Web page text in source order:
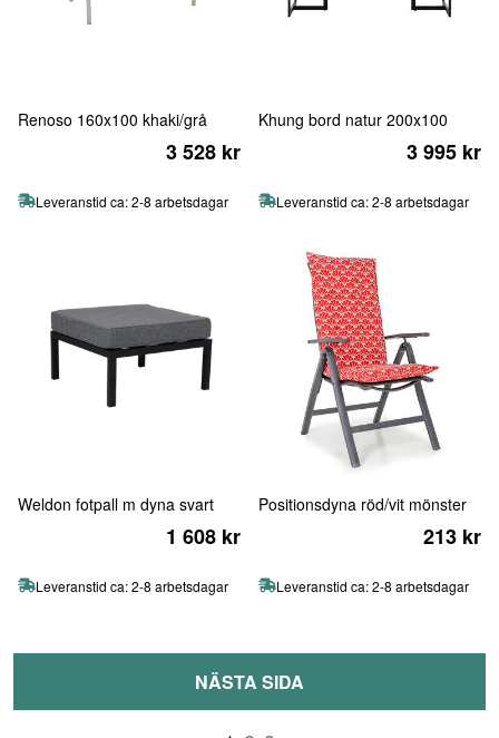
Renoso 160x100 khaki/grå
3 528 kr
Leveranstid ca: 2-8 arbetsdagar
Khung bord natur 200x100
3 995 kr
Leveranstid ca: 2-8 arbetsdagar
Weldon fotpall m dyna svart
1 608 kr
Leveranstid ca: 2-8 arbetsdagar
Positionsdyna röd/vit mönster
213 kr
Leveranstid ca: 2-8 arbetsdagar
NÄSTA SIDA